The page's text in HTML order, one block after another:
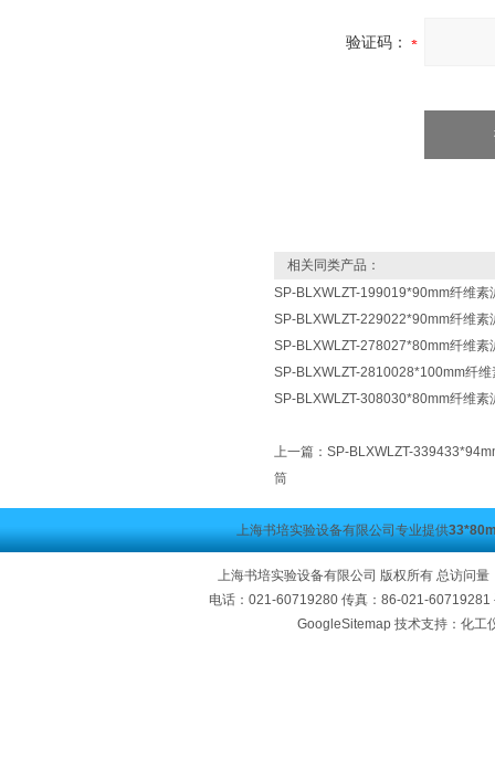
验证码：
相关同类产品：
SP-BLXWLZT-199019*90mm纤维素
SP-BLXWLZT-229022*90mm纤维素
SP-BLXWLZT-278027*80mm纤维素
SP-BLXWLZT-2810028*100mm纤
SP-BLXWLZT-308030*80mm纤维素
上一篇： SP-BLXWLZT-
筒
上海书培实验设备有限公司专业提供
上海书培实验设备有限公司 版权所有 总访问量
电话：021-60719280 传真：86-021-
GoogleSitemap技术支持：化工